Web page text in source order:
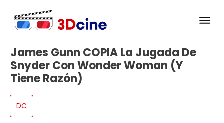
James Gunn COPIA La Jugada De
Snyder Con Wonder Woman (Y
Tiene Razón)
DC